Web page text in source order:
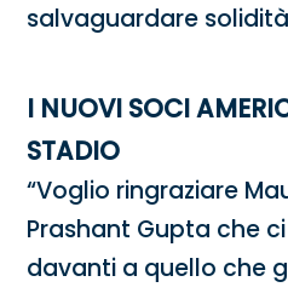
salvaguardare
I NUOVI SOCI
STADIO
“Voglio ringraziare
Prashant Gupta che
davanti a quello che